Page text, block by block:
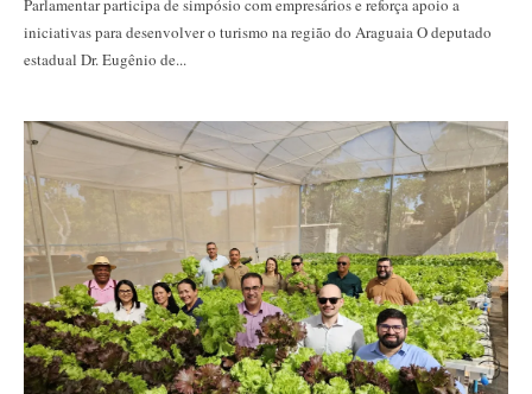
Parlamentar participa de simpósio com empresários e reforça apoio a
iniciativas para desenvolver o turismo na região do Araguaia O deputado
estadual Dr. Eugênio de...